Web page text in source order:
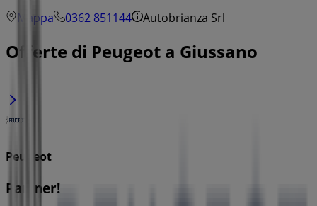
Mappa
0362 851144 Autobrianza Srl
Offerte di Peugeot a Giussano
Peugeot
Partner!